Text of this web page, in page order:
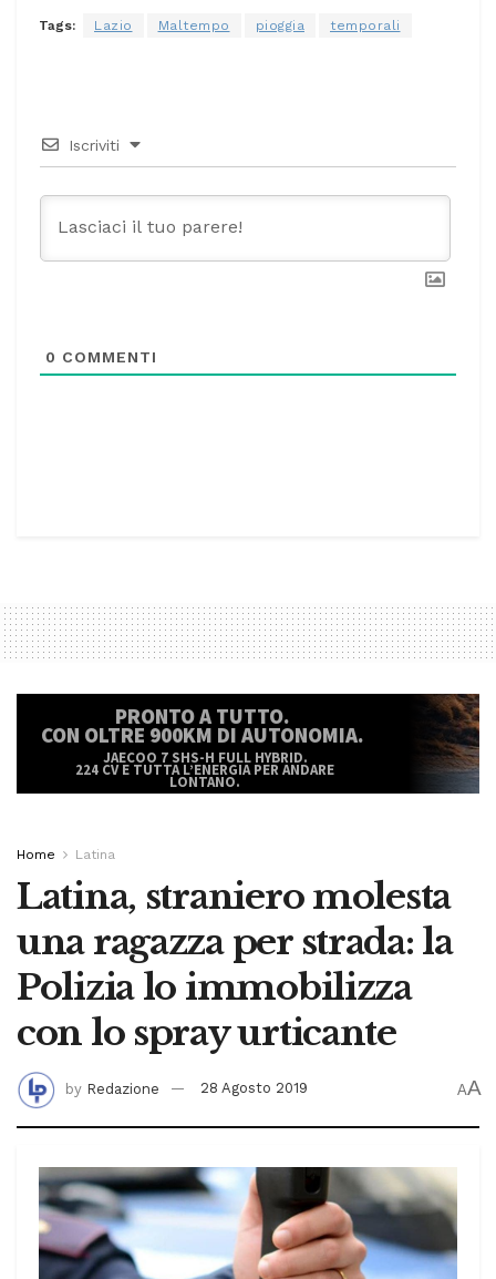
Tags: Lazio Maltempo pioggia temporali
Iscriviti
0 COMMENTI
Home Latina
Latina, straniero molesta
una ragazza per strada: la
Polizia lo immobilizza
con lo spray urticante
by Redazione 28 Agosto 2019 AA